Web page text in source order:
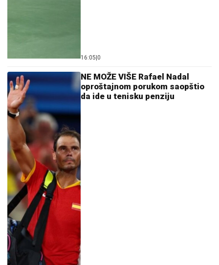
16:05 0
NE MOŽE VIŠE Rafael Nadal
oproštajnom porukom saopštio
da ide u tenisku penziju